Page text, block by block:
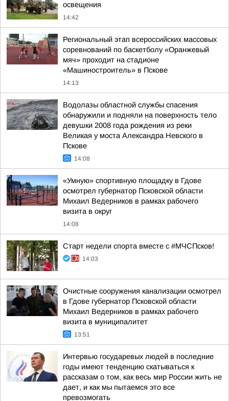
освещения
14:42
Региональный этап всероссийских массовых
соревнований по баскетболу «Оранжевый
мяч» проходит на стадионе
«Машиностроитель» в Пскове
14:13
Водолазы областной службы спасения
обнаружили и подняли на поверхность тело
девушки 2008 года рождения из реки
Великая у моста Александра Невского в
Пскове
14:08
«Умную» спортивную площадку в Гдове
осмотрел губернатор Псковской области
Михаил Ведерников в рамках рабочего
визита в округ
14:08
Старт недели спорта вместе с #МЧСПсков!
14:03
Очистные сооружения канализации осмотрел
в Гдове губернатор Псковской области
Михаил Ведерников в рамках рабочего
визита в муниципалитет
13:51
Интервью государевых людей в последние
годы имеют тенденцию скатываться к
рассказам о том, как весь мир России жить не
дает, и как мы пытаемся это все
превозмогать